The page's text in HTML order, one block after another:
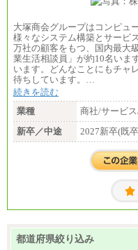
大塚商会グループはコンピュ
様々なシステム構築とサービ
万社の顧客をもつ、国内最大
業生活相談員」が約10名いま
います。どんなことにもチャ
待ちしています。…
続きを読む
業種
商社/サービ
新卒／中途
2027新卒(既
都道府県絞り込み